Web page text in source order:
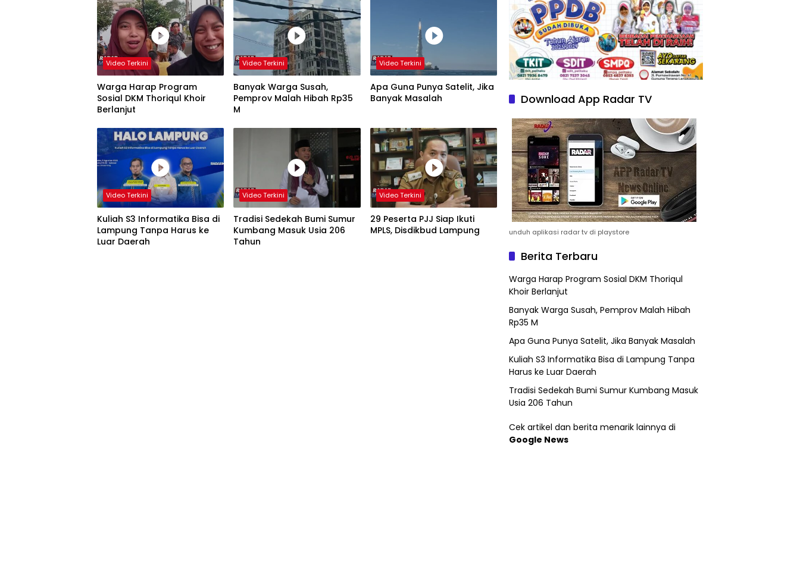
Video Terkini
Warga Harap Program
Sosial DKM Thoriqul Khoir
Berlanjut
Video Terkini
Banyak Warga Susah,
Pemprov Malah Hibah Rp35
M
Video Terkini
Apa Guna Punya Satelit, Jika
Banyak Masalah
Video Terkini
Kuliah S3 Informatika Bisa di
Lampung Tanpa Harus ke
Luar Daerah
Video Terkini
Tradisi Sedekah Bumi Sumur
Kumbang Masuk Usia 206
Tahun
Video Terkini
29 Peserta PJJ Siap Ikuti
MPLS, Disdikbud Lampung
Download App Radar TV
unduh aplikasi radar tv di playstore
Berita Terbaru
Warga Harap Program Sosial DKM Thoriqul
Khoir Berlanjut
Banyak Warga Susah, Pemprov Malah Hibah
Rp35 M
Apa Guna Punya Satelit, Jika Banyak Masalah
Kuliah S3 Informatika Bisa di Lampung Tanpa
Harus ke Luar Daerah
Tradisi Sedekah Bumi Sumur Kumbang Masuk
Usia 206 Tahun
Cek artikel dan berita menarik lainnya di
Google News